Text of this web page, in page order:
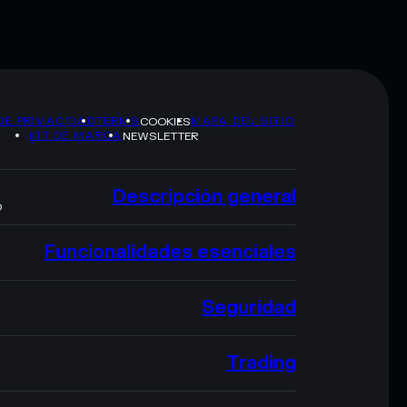
PRIVACIDADTERMSCOOKIESMAPA DEL SITIO
KIT DE MARCANEWSLETTER
Descripción general
Funcionalidades esenciales
Seguridad
Trading